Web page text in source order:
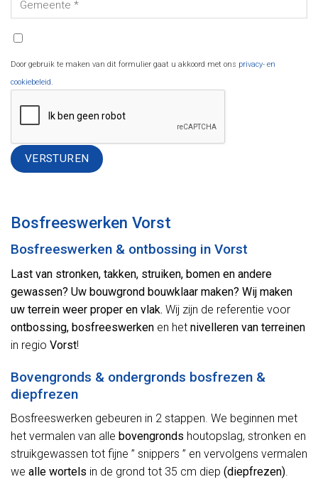
Door gebruik te maken van dit formulier gaat u akkoord met ons privacy- en
cookiebeleid.
Bosfreeswerken Vorst
Bosfreeswerken & ontbossing in Vorst
Last van stronken, takken, struiken, bomen en andere
gewassen? Uw bouwgrond bouwklaar maken? Wij maken
uw terrein weer proper en vlak. Wij zijn de referentie voor
ontbossing, bosfreeswerken en het nivelleren van terreinen
in regio Vorst!
Bovengronds & ondergronds bosfrezen &
diepfrezen
Bosfreeswerken gebeuren in 2 stappen. We beginnen met
het vermalen van alle bovengronds houtopslag, stronken en
struikgewassen tot fijne ” snippers ” en vervolgens vermalen
we alle wortels in de grond tot 35 cm diep (diepfrezen).